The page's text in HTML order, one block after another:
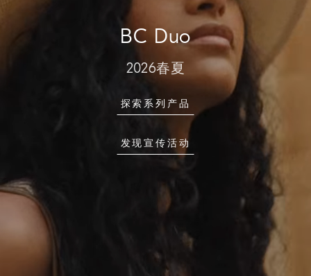
BC Duo
2026春夏
探索系列产品
发现宣传活动